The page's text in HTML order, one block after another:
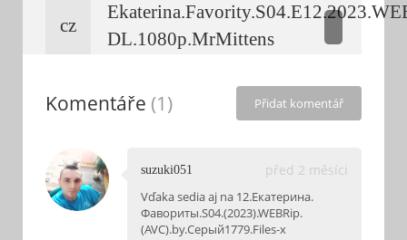
cz
DL.1080p.MrMittens
Komentáře (1) Přidat komentář
suzuki051 před 2 měsíci
Vďaka sedia aj na 12.Екатерина.
Фавориты.S04.(2023).WEBRip.
(AVC).by.Серый1779.Files-x